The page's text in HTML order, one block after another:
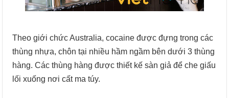
Theo giới chức Australia, cocaine được đựng trong các
thùng nhựa, chôn tại nhiều hầm ngầm bên dưới 3 thùng
hàng. Các thùng hàng được thiết kế sàn giả để che giấu
lối xuống nơi cất ma túy.